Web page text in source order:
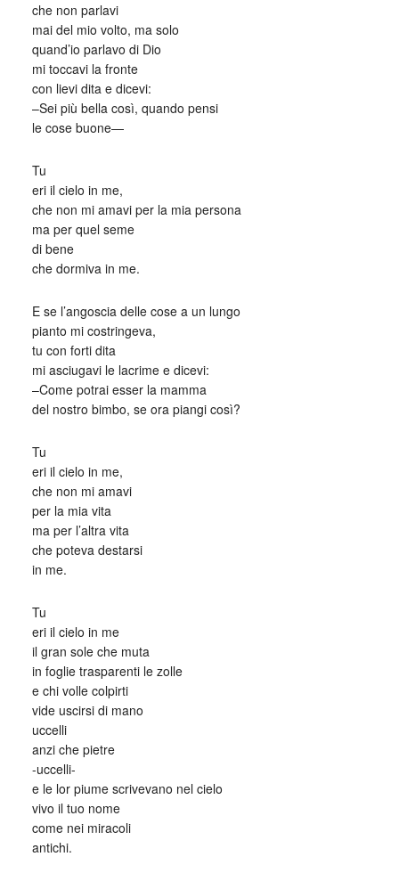
che non parlavi
mai del mio volto, ma solo
quand’io parlavo di Dio
mi toccavi la fronte
con lievi dita e dicevi:
–Sei più bella così, quando pensi
le cose buone—
Tu
eri il cielo in me,
che non mi amavi per la mia persona
ma per quel seme
di bene
che dormiva in me.
E se l’angoscia delle cose a un lungo
pianto mi costringeva,
tu con forti dita
mi asciugavi le lacrime e dicevi:
–Come potrai esser la mamma
del nostro bimbo, se ora piangi così?
Tu
eri il cielo in me,
che non mi amavi
per la mia vita
ma per l’altra vita
che poteva destarsi
in me.
Tu
eri il cielo in me
il gran sole che muta
in foglie trasparenti le zolle
e chi volle colpirti
vide uscirsi di mano
uccelli
anzi che pietre
-uccelli-
e le lor piume scrivevano nel cielo
vivo il tuo nome
come nei miracoli
antichi.